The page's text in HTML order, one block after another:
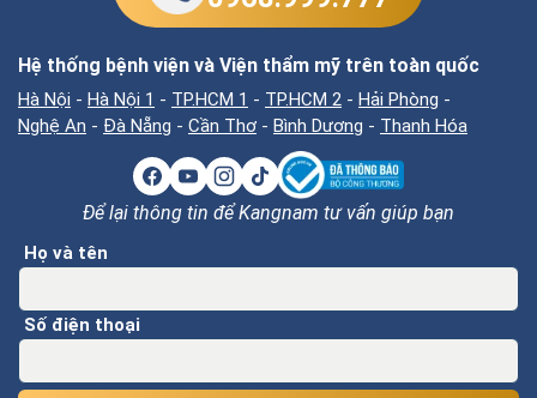
Hệ thống bệnh viện và Viện thẩm mỹ trên toàn quốc
Hà Nội - Hà Nội 1 - TP.HCM 1 - TP.HCM 2 - Hải Phòng -
Nghệ An - Đà Nẵng - Cần Thơ - Bình Dương - Thanh Hóa
Để lại thông tin để Kangnam tư vấn giúp bạn
Họ và tên
Số điện thoại